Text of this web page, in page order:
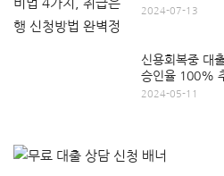
2024-07-13
신용회복중 대
승인율 100%
2024-05-11